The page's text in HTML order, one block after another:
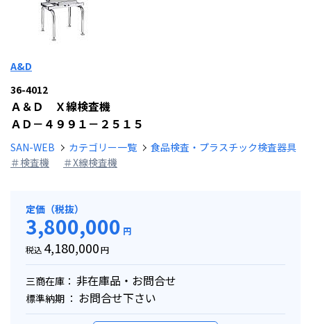
A&D
36-4012
Ａ＆Ｄ Ｘ線検査機
ＡＤ－４９９１－２５１５
SAN-WEB カテゴリー一覧
食品検査・プラスチック検査器具
＃検査機
＃X線検査機
定価（税抜）
3,800,000 円
税込 4,180,000円
三商在庫： 非在庫品・お問合せ
標準納期 ： お問合せ下さい